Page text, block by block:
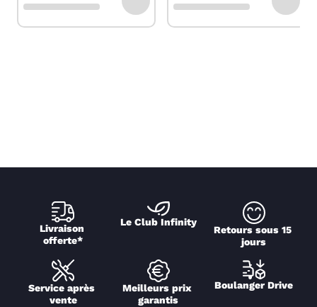
Livraison
offerte*
Le Club Infinity
Retours sous 15
jours
Service après
vente
Meilleurs prix
garantis
Boulanger Drive